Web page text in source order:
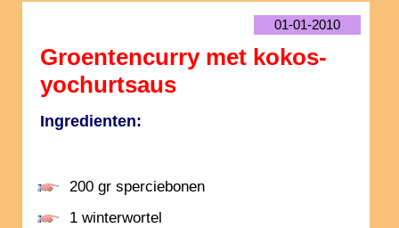
01-01-2010
Groentencurry met kokos-
yochurtsaus
Ingredienten:
200 gr sperciebonen
1 winterwortel